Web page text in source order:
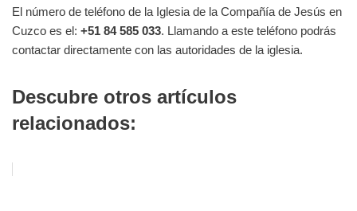
El número de teléfono de la Iglesia de la Compañía de Jesús en
Cuzco es el: +51 84 585 033. Llamando a este teléfono podrás
contactar directamente con las autoridades de la iglesia.
Descubre otros artículos
relacionados: